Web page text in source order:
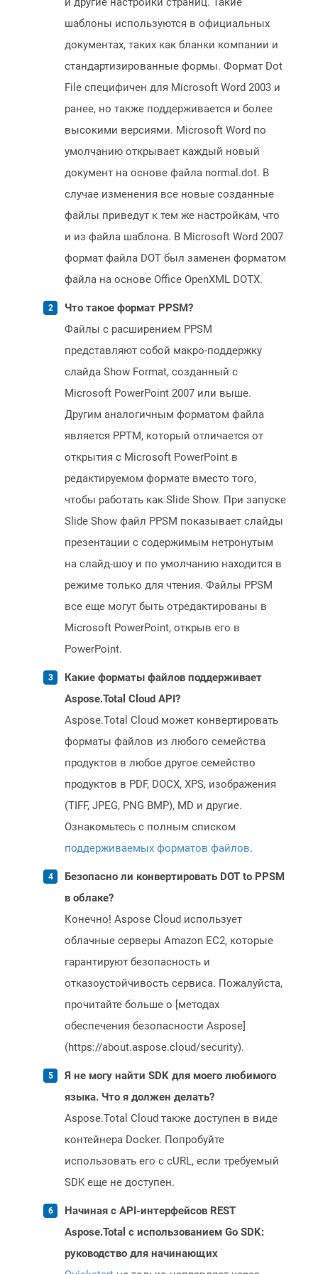
шаблоны используются в официальных
документах, таких как бланки компании и
стандартизированные формы. Формат Dot
File специфичен для Microsoft Word 2003 и
ранее, но также поддерживается и более
высокими версиями. Microsoft Word по
умолчанию открывает каждый новый
документ на основе файла normal.dot. В
случае изменения все новые созданные
файлы приведут к тем же настройкам, что
и из файла шаблона. В Microsoft Word 2007
формат файла DOT был заменен форматом
файла на основе Office OpenXML DOTX.
Что такое формат PPSM?
Файлы с расширением PPSM
представляют собой макро-поддержку
слайда Show Format, созданный с
Microsoft PowerPoint 2007 или выше.
Другим аналогичным форматом файла
является PPTM, который отличается от
открытия с Microsoft PowerPoint в
редактируемом формате вместо того,
чтобы работать как Slide Show. При запуске
Slide Show файл PPSM показывает слайды
презентации с содержимым нетронутым
на слайд-шоу и по умолчанию находится в
режиме только для чтения. Файлы PPSM
все еще могут быть отредактированы в
Microsoft PowerPoint, открыв его в
PowerPoint.
Какие форматы файлов поддерживает
Aspose.Total Cloud API?
Aspose.Total Cloud может конвертировать
форматы файлов из любого семейства
продуктов в любое другое семейство
продуктов в PDF, DOCX, XPS, изображения
(TIFF, JPEG, PNG BMP), MD и другие.
Ознакомьтесь с полным списком
поддерживаемых форматов файлов.
Безопасно ли конвертировать DOT to PPSM
в облаке?
Конечно! Aspose Cloud использует
облачные серверы Amazon EC2, которые
гарантируют безопасность и
отказоустойчивость сервиса. Пожалуйста,
прочитайте больше о [методах
обеспечения безопасности Aspose]
(https://about.aspose.cloud/security).
Я не могу найти SDK для моего любимого
языка. Что я должен делать?
Aspose.Total Cloud также доступен в виде
контейнера Docker. Попробуйте
использовать его с cURL, если требуемый
SDK еще не доступен.
Начиная с API-интерфейсов REST
Aspose.Total с использованием Go SDK:
руководство для начинающих